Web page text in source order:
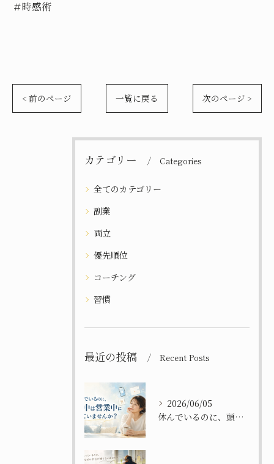
＃時感術
< 前のページ 一覧に戻る 次のページ >
カテゴリー Categories
全てのカテゴリー
副業
両立
優先順位
コーチング
習慣
最近の投稿 Recent Posts
2026/06/05
休んでいるのに、頭の中は営業中になっていませんか？